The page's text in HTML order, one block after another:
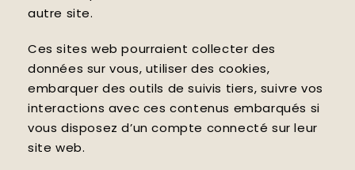
autre site.
Ces sites web pourraient collecter des
données sur vous, utiliser des cookies,
embarquer des outils de suivis tiers, suivre vos
interactions avec ces contenus embarqués si
vous disposez d’un compte connecté sur leur
site web.